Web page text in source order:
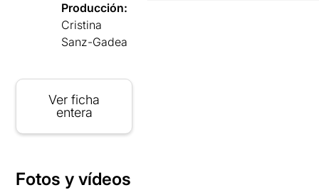
Producción:
Cristina
Sanz-Gadea
Ver ficha
entera
Fotos y vídeos